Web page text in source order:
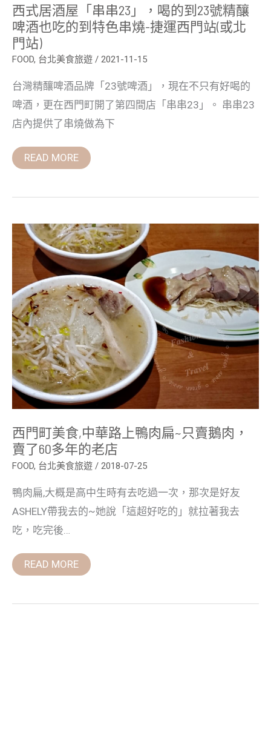
西式居酒屋「串串23」，喝的到23號精釀
啤酒也吃的到特色串燒-捷運西門站(或北
門站)
FOOD, 台北美食旅遊 / 2021-11-15
台灣精釀啤酒品牌「23號啤酒」，現在不只有好喝的
啤酒，更在西門町開了第四間店「串串23」。 串串23
店內提供了串燒做為下
啤
酒
也
吃
的
到
色
串
燒-
捷
運
站
(或
站)
READ MORE
西門町美食,中華路上鴨肉扁~只賣鵝肉，
賣了60多年的老店
FOOD, 台北美食旅遊 / 2018-07-25
鴨肉扁,大概是高中生時有去吃過一次，那次是好友
ASHELY帶我去的~她說「這超好吃的」就拉著我去
吃，吃完後…
西
門
町
美
食,
華
路
上
鴨
肉
扁
~
只
賣
鵝
肉，
賣
了
多
年
的
老
READ MORE